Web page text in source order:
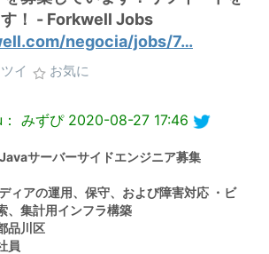
！ - Forkwell Jobs
negocia/jobs/7…
イ お気に
みずぴ 2020-08-27 17:46
サーバーサイドエンジニア募集
ィアの運用、保守、および障害対応 ・ビ
、集計用インフラ構築
品川区
員